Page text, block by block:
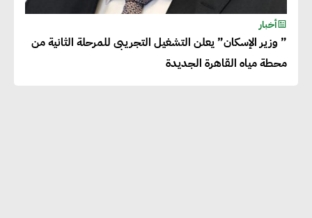
أخبار
” وزير الإسكان” يعلن التشغيل التجريبى للمرحلة الثانية من
محطة مياه القاهرة الجديدة